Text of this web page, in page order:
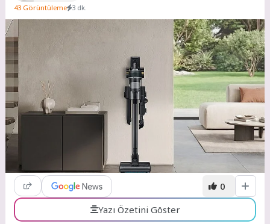
43 Görüntüleme 3 dk.
0
Yazı Özetini Göster